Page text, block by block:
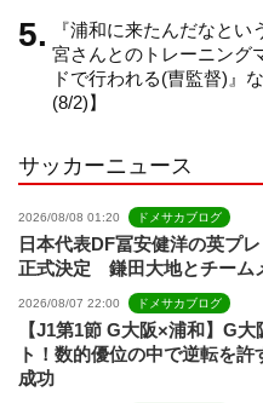
『浦和に来たんだなと
宮さんとのトレーニング
ドで行われる(曺監督)』
(8/2)】
サッカーニュース
2026/08/08 01:20 ドメサカブログ
日本代表DF冨安健洋の英プ
正式決定 鎌田大地とチーム
2026/08/07 22:00 ドメサカブログ
【J1第1節 G大阪×浦和】G
ト！数的優位の中で逆転を
成功